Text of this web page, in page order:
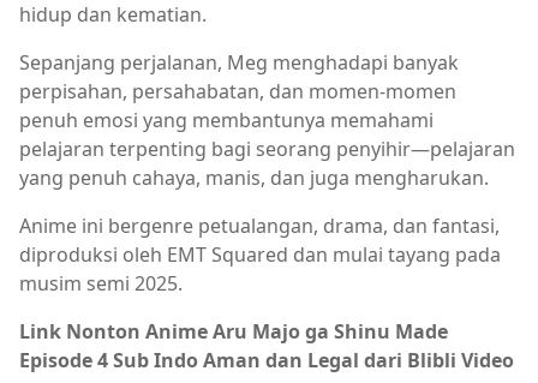
hidup dan kematian.
Sepanjang perjalanan, Meg menghadapi banyak
perpisahan, persahabatan, dan momen-momen
penuh emosi yang membantunya memahami
pelajaran terpenting bagi seorang penyihir—pelajaran
yang penuh cahaya, manis, dan juga mengharukan.
Anime ini bergenre petualangan, drama, dan fantasi,
diproduksi oleh EMT Squared dan mulai tayang pada
musim semi 2025.
Link Nonton Anime Aru Majo ga Shinu Made
Episode 4 Sub Indo Aman dan Legal dari Blibli Video